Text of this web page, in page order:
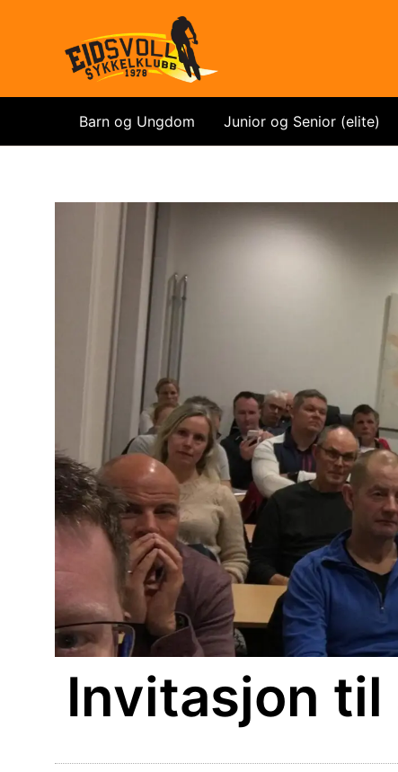
Barn og Ungdom Junior og Senior (elite)
Invitasjon